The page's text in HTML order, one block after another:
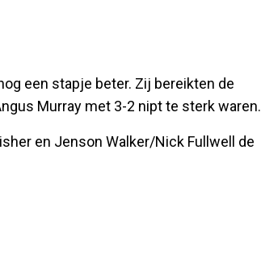
een stapje beter. Zij bereikten de
Murray met 3-2 nipt te sterk waren.
en Jenson Walker/Nick Fullwell de